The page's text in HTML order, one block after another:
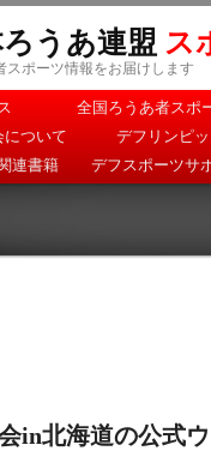
うあ連盟 ス
ポーツ情報をお届けします
全国ろうあ者スポ
について
デフリンピ
連書籍 デフスポーツサ
in北海道の公式